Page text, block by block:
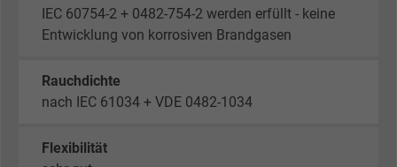
IEC 60754-2 + 0482-754-2 werden erfüllt - keine
Entwicklung von korrosiven Brandgasen
Rauchdichte
nach IEC 61034 + VDE 0482-1034
Flexibilität